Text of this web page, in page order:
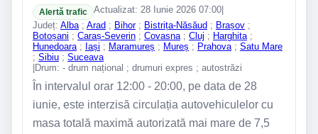
Alertă trafic Actualizat: 28 Iunie 2026 07:00
Județ: Alba ; Arad ; Bihor; Bistrița-Năsăud ; Brașov ;
Botoșani ; Caraș-Severin ; Covasna ; Cluj ; Harghita ;
Hunedoara ; Iași ; Maramureș ; Mureș ; Prahova ; Satu Mare
; Sibiu ; Suceava
|Drum: - drum național ; drumuri expres ; autostrăzi
În intervalul orar 12:00 - 20:00, pe data de 28
iunie, este interzisă circulația autovehiculelor cu
masa totală maximă autorizată mai mare de 7,5